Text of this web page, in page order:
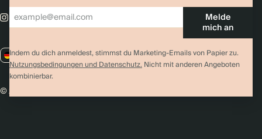
Melde
mich an
Indem du dich anmeldest, stimmst du Marketing-Emails von Papier zu.
Nutzungsbedingungen und Datenschutz.Nicht mit anderen Angeboten
kombinierbar.
DE / EUR
© 2026 Papier